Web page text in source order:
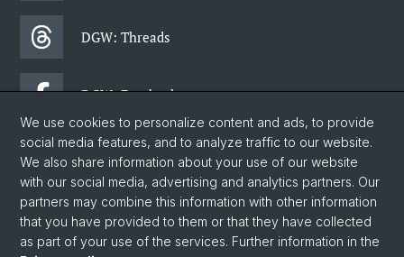
DGW: Threads
DGW: Facebook
Newsletter
© University of Basel
Faculty of Humanities and Social Sciences
We use cookies to personalize content and ads, to provide
social media features, and to analyze traffic to our website.
We also share information about your use of our website
with our social media, advertising and analytics partners. Our
partners may combine this information with other information
that you have provided to them or that they have collected
as part of your use of the services. Further information in the